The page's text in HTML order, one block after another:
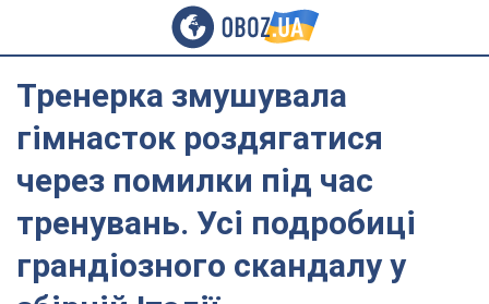
Тренерка змушувала
гімнасток роздягатися
через помилки під час
тренувань. Усі подробиці
грандіозного скандалу у